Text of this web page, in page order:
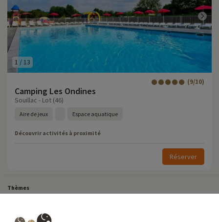
1 /13
Camping Les Ondines
(9/10)
Souillac - Lot (46)
Aire de jeux Espace aquatique
Découvrir activités à proximité
Réserver
Thèmes
Court séjour de dernière minute